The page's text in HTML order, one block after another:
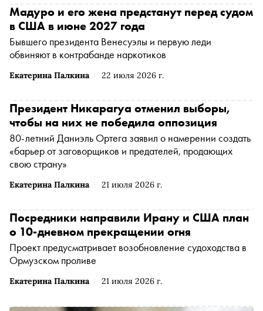
Екатерина Палкина 22 июля 2026 г.
Мадуро и его жена предстанут перед судом
в США в июне 2027 года
Бывшего президента Венесуэлы и первую леди
обвиняют в контрабанде наркотиков
Екатерина Палкина 21 июля 2026 г.
Президент Никарагуа отменил выборы,
чтобы на них не победила оппозиция
80-летний Даниэль Ортега заявил о намерении создать
«барьер от заговорщиков и предателей, продающих
свою страну»
Екатерина Палкина 21 июля 2026 г.
Посредники направили Ирану и США план
о 10-дневном прекращении огня
Проект предусматривает возобновление судоходства в
Ормузском проливе